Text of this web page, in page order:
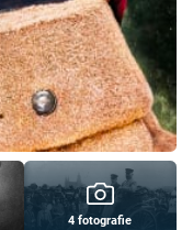
4 fotografie